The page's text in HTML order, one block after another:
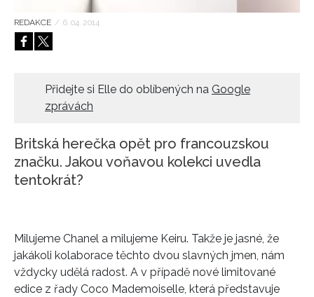
HOME
REDAKCE / 6. 04. 2014
Přidejte si Elle do oblíbených na Google
zprávách
Britská herečka opět pro francouzskou
značku. Jakou voňavou kolekci uvedla
tentokrát?
Milujeme Chanel a milujeme Keiru. Takže je jasné, že
jakákoli kolaborace těchto dvou slavných jmen, nám
vždycky udělá radost. A v případě nové limitované
edice z řady Coco Mademoiselle, která představuje